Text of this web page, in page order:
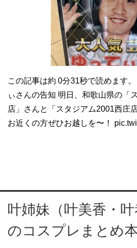
この記事は約 0分31秒で読めます
ぃさんの告知 明日、和歌山県の「
店」さんと「スタジアム2001西庄
お近くの方ぜひお越しを〜！
叶姉妹（叶美香・
のコスプレまとめ